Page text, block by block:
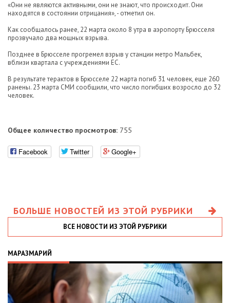
«Они не являются активными, они не знают, что происходит. Они
находятся в состоянии отрицания», - отметил он.
Как сообщалось ранее, 22 марта около 8 утра в аэропорту Брюсселя
прозвучало два мощных взрыва.
Позднее в Брюсселе прогремел взрыв у станции метро Мальбек,
вблизи квартала с учреждениями ЕС.
В результате терактов в Брюсселе 22 марта погиб 31 человек, еще 260
ранены. 23 марта СМИ сообщили, что число погибших возросло до 32
человек.
Общее количество просмотров: 755
Facebook Twitter Google+
БОЛЬШЕ НОВОСТЕЙ ИЗ ЭТОЙ РУБРИКИ
ВСЕ НОВОСТИ ИЗ ЭТОЙ РУБРИКИ
МАРАЗМАРИЙ